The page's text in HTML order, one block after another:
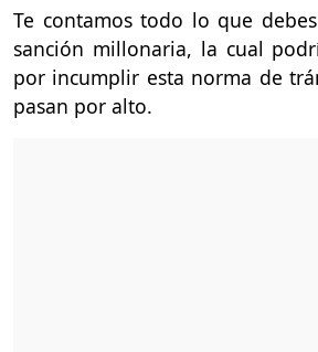
Te contamos todo lo que
sanción millonaria, la cual
por incumplir esta norma de
pasan por alto.